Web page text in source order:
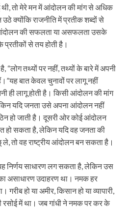
तो मेरे मन में आंदोलन की मांग से अधिक
क्योंकि राजनीति में प्रतीक शब्दों से
की सफलता या असफलता उसके
से तय होती है।
“लोग तथ्यों पर नहीं, तथ्यों के बारे में अपनी
बात केवल चुनावों पर लागू नहीं
ही लागू होती है। किसी आंदोलन की मांग
यदि जनता उसे अपना आंदोलन नहीं
हो जाती है। दूसरी ओर कोई आंदोलन
हो सकता है, लेकिन यदि वह जनता की
तो वह राष्ट्रीय आंदोलन बन सकता है।
निर्णय साधारण लग सकता है, लेकिन उस
असाधारण उदाहरण था। नमक हर
हो या अमीर, किसान हो या व्यापारी,
रसोई में था। जब गांधी ने नमक पर कर के